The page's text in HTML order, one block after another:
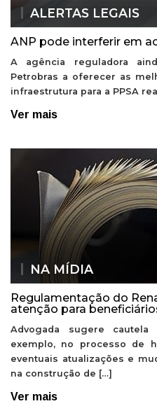
ALERTAS LEGAIS
ANP pode interferir em
A agência reguladora
Petrobras a oferecer as
infraestrutura para a PPSA
Ver mais
NA MÍDIA
Regulamentação do
atenção para
Advogada sugere
exemplo, no processo de
eventuais atualizações e
na construção de […]
Ver mais